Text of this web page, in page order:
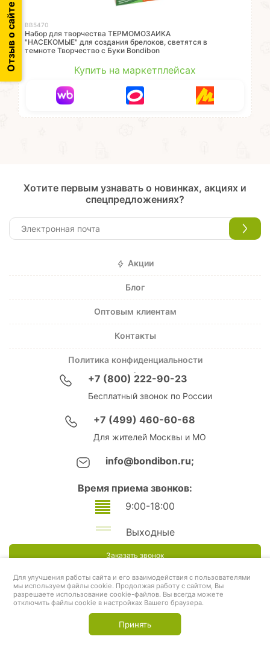
ВВ5470
Набор для творчества ТЕРМОМОЗАИКА
"НАСЕКОМЫЕ" для создания брелоков, светятся в
темноте Творчество с Буки Bondibon
Купить на маркетплейсах
Отзыв о сайте
Хотите первым узнавать о новинках, акциях и
спецпредложениях?
Акции
Блог
Оптовым клиентам
Контакты
Политика конфиденциальности
+7 (800) 222-90-23
Бесплатный звонок по России
+7 (499) 460-60-68
Для жителей Москвы и МО
info@bondibon.ru;
Время приема звонков:
9:00-18:00
Выходные
Заказать звонок
Для улучшения работы сайта и его взаимодействия с пользователями
мы используем файлы cookie. Продолжая работу с сайтом, Вы
разрешаете использование cookie-файлов. Вы всегда можете
отключить файлы cookie в настройках Вашего браузера.
Принять